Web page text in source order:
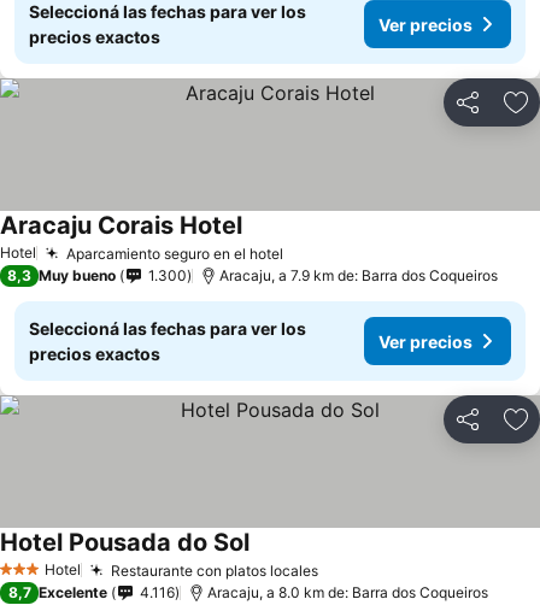
Seleccioná las fechas para ver los
precios exactos
Ver precios
Compartir
Hotel Aparcamiento seguro en el hotel
Aracaju Corais Hotel
8,3 Muy bueno 1.300 Aracaju, a 7.9 km de: Barra dos Coqueiros
Seleccioná las fechas para ver los
precios exactos
Ver precios
Compartir
3 Estrellas
Hotel Restaurante con platos locales
Hotel Pousada do Sol
8,7 Excelente 4.116 Aracaju, a 8.0 km de: Barra dos Coqueiros